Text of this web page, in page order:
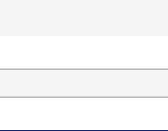
categorie